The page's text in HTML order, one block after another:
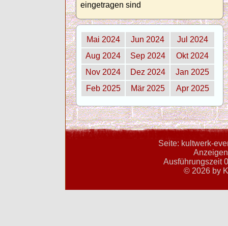
eingetragen sind
Mai 2024 Jun 2024
Jul 2024
Aug 2024
Sep 2024
Okt 2024
Nov 2024
Dez 2024
Jan 2025
Feb 2025
Mär 2025 Apr 2025
Seite: kultwerk-
Ausführungszeit
© 2026 by